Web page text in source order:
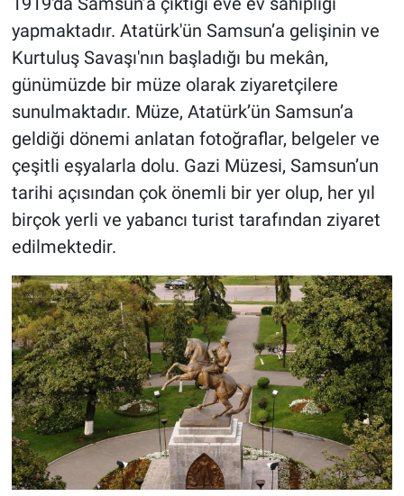
yapmaktadır. Atatürk'ün Samsun’a gelişinin ve
Kurtuluş Savaşı'nın başladığı bu mekân,
günümüzde bir müze olarak ziyaretçilere
sunulmaktadır. Müze, Atatürk’ün Samsun’a
geldiği dönemi anlatan fotoğraflar, belgeler ve
çeşitli eşyalarla dolu. Gazi Müzesi, Samsun’un
tarihi açısından çok önemli bir yer olup, her yıl
birçok yerli ve yabancı turist tarafından ziyaret
edilmektedir.